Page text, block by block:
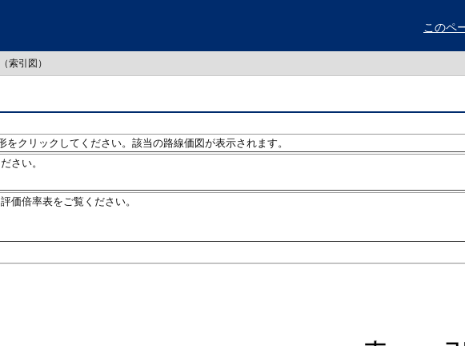
このペ
索引図）
クリックしてください。該当の路線価図が表示されます。
さい。
価倍率表をご覧ください。